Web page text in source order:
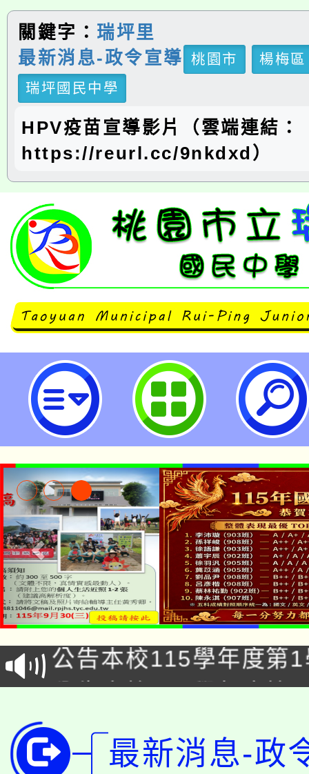
關鍵字： 瑞坪里
最新消息-政令宣導
桃園市
楊梅區
瑞坪國民中學
HPV疫苗宣導影片（雲端連結：
https://reurl.cc/9nkdxd）
人類乳突病毒（HPV）疫苗宣導影
坪國民中學
「2026金融保險知識
車」活動
桃園市115學年度學生
生本土語及新住民語歌
公告本校115學年度第
代理(課)教師甄選結果(
公告本校115學年度第
代理(課)教師甄選結果(
《TA101》溝通分析基
轉知苗栗縣政府辦理
最新消息-政